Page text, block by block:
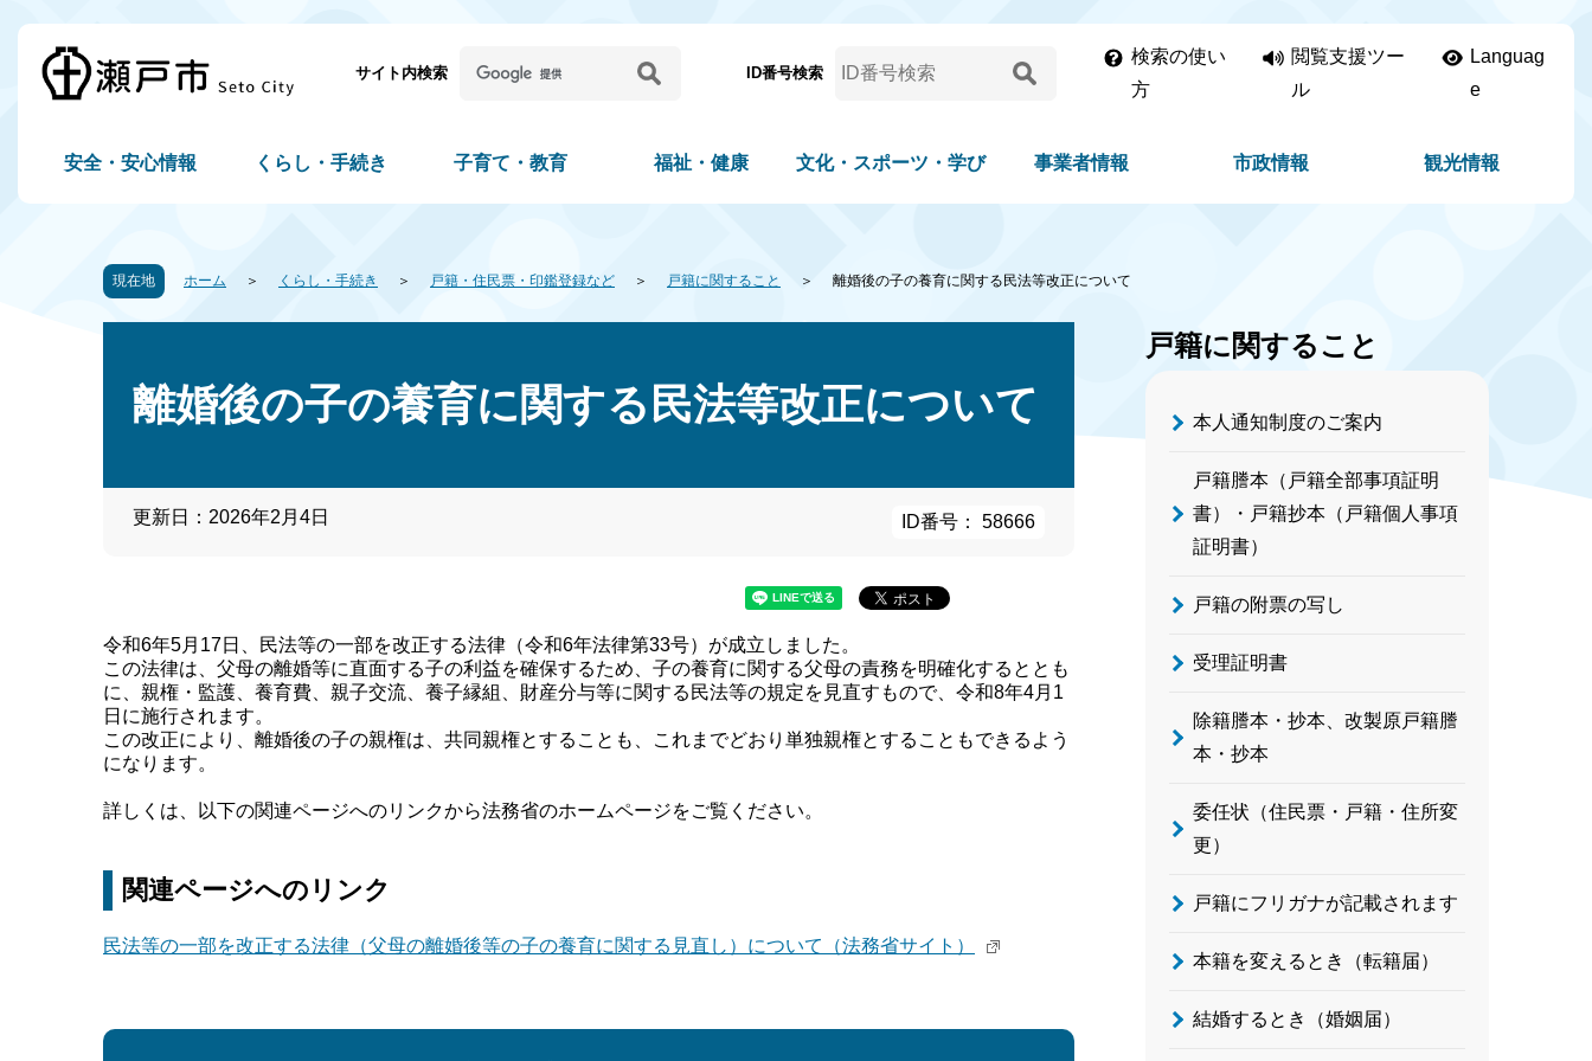
サイト内検索 ID番号検索
検索の使い
方
閲覧支援ツー
ル
Languag
e
安全・安心情報 くらし・手続き 子育て・教育 福祉・健康 文化・スポーツ・学び 事業者情報 市政情報 観光情報
現在地 ホーム くらし・手続き 戸籍・住民票・印鑑登録など 戸籍に関すること 離婚後の子の養育に関する民法等改正について
離婚後の子の養育に関する民法等改正について
更新日：2026年2月4日 ID番号： 58666
令和6年5月17日、民法等の一部を改正する法律（令和6年法律第33号）が成立しました。
この法律は、父母の離婚等に直面する子の利益を確保するため、子の養育に関する父母の責務を明確化するととも
に、親権・監護、養育費、親子交流、養子縁組、財産分与等に関する民法等の規定を見直すもので、令和8年4月1
日に施行されます。
この改正により、離婚後の子の親権は、共同親権とすることも、これまでどおり単独親権とすることもできるよう
になります。
詳しくは、以下の関連ページへのリンクから法務省のホームページをご覧ください。
関連ページへのリンク
民法等の一部を改正する法律（父母の離婚後等の子の養育に関する見直し）について（法務省サイト）
戸籍に関すること
本人通知制度のご案内
戸籍謄本（戸籍全部事項証明
書）・戸籍抄本（戸籍個人事項
証明書）
戸籍の附票の写し
受理証明書
除籍謄本・抄本、改製原戸籍謄
本・抄本
委任状（住民票・戸籍・住所変
更）
戸籍にフリガナが記載されます
本籍を変えるとき（転籍届）
結婚するとき（婚姻届）